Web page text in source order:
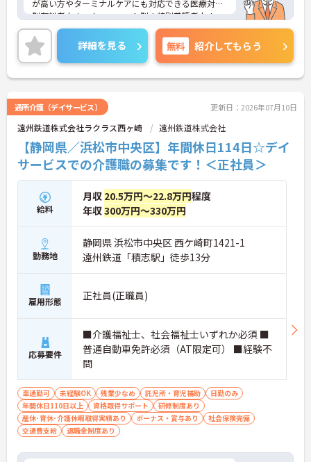
が高い方やターミナルケアにも対応できる医療対応
型有料老人ホーム、ユニット型の特別養護老人ホー
ムを運営しています。利用者様とスタッフとの距離
も近く、一人ひとりに寄り添ったケアが実現できま
す。福利厚生も整っており長く安心してご就業でき
る環境です。ご興味ある方には、面接対策ポイント
など、さらに詳細をお話しいたしますのでお気軽に
詳細を見る 無料 紹介してもらう
通所介護（デイサービス） 更新日：2026年07月10日
遠州鉄道株式会社ラクラス西ヶ崎 遠州鉄道株式会社
【静岡県／浜松市中央区】年間休日114日☆デイ
サービスでの介護職の募集です！＜正社員＞
給料
月収 20.5万円～22.8万円程度
年収300万円～330万円
勤務地
静岡県 浜松市中央区 西ケ崎町1421-1
遠州鉄道「積志駅」徒歩13分
雇用形態 正社員(正職員)
応募要件
■介護福祉士、社会福祉士いずれか必須 ■
普通自動車免許必須（AT限定可） ■経験不
問
車通勤可 未経験OK 残業少なめ 託児所・育児補助
日勤のみ
年間休日110日以上
資格取得サポート
研修制度あり
産休･育休･介護休暇取得実績あり
ボーナス・賞与あり
社会保険完備
交通費支給
退職金制度あり